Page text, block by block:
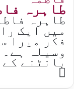
طاہرہ
طاہرہ
میں ایک
فکر میرا
وسیلہ
بانٹنے کے